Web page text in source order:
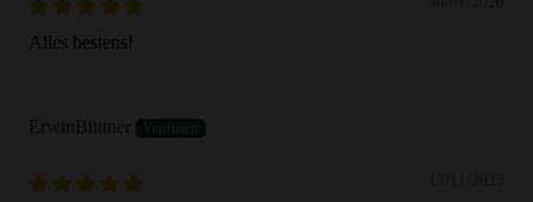
Alles bestens!
ErwinBüttner